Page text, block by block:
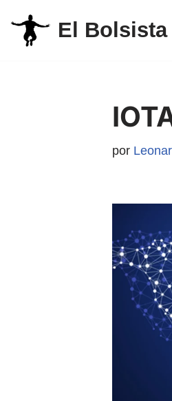
El Bolsista
por